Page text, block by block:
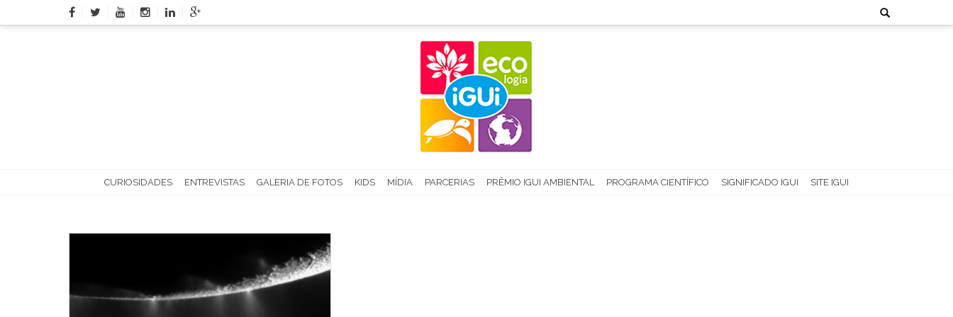
to
Search
for:
CURIOSIDADES ENTREVISTAS GALERIA DE FOTOS KIDS MÍDIA PARCERIAS PRÊMIO IGUI AMBIENTAL PROGRAMA CIENTÍFICO SIGNIFICADO IGUI SITE IGUI